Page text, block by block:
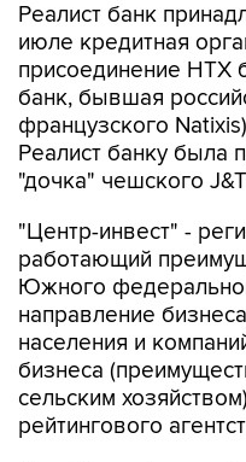
Реалист банк
июле кредитная
присоединение НТХ
банк, бывшая
французского
Реалист банку была
"дочка" чешского
"Центр-инвест" -
работающий
Южного
направление
населения и
бизнеса
сельским
рейтингового